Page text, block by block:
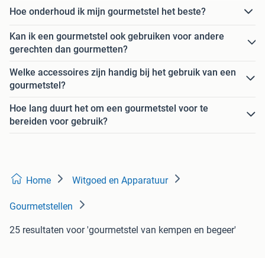
Hoe onderhoud ik mijn gourmetstel het beste?
Kan ik een gourmetstel ook gebruiken voor andere
gerechten dan gourmetten?
Welke accessoires zijn handig bij het gebruik van een
gourmetstel?
Hoe lang duurt het om een gourmetstel voor te
bereiden voor gebruik?
Home Witgoed en Apparatuur
Gourmetstellen
25 resultaten voor 'gourmetstel van kempen en begeer'